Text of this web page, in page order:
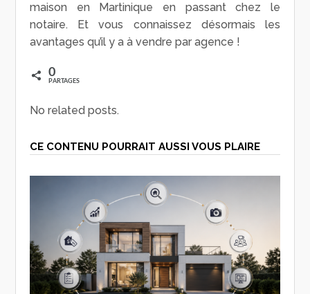
maison en Martinique en passant chez le
notaire. Et vous connaissez désormais les
avantages qu’il y a à vendre par agence !
0
PARTAGES
No related posts.
CE CONTENU POURRAIT AUSSI VOUS PLAIRE